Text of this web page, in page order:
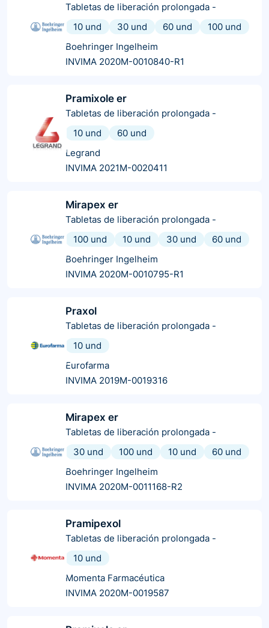
Tabletas de liberación prolongada -
10 und
30 und 60 und
100 und
Boehringer Ingelheim
INVIMA 2020M-0010840-R1
Pramixole er
Tabletas de liberación prolongada -
10 und
60 und
Legrand
INVIMA 2021M-0020411
Mirapex er
Tabletas de liberación prolongada -
100 und
10 und 30 und
60 und
Boehringer Ingelheim
INVIMA 2020M-0010795-R1
Praxol
Tabletas de liberación prolongada -
10 und
Eurofarma
INVIMA 2019M-0019316
Mirapex er
Tabletas de liberación prolongada -
30 und
100 und 10 und
60 und
Boehringer Ingelheim
INVIMA 2020M-0011168-R2
Pramipexol
Tabletas de liberación prolongada -
10 und
Momenta Farmacéutica
INVIMA 2020M-0019587